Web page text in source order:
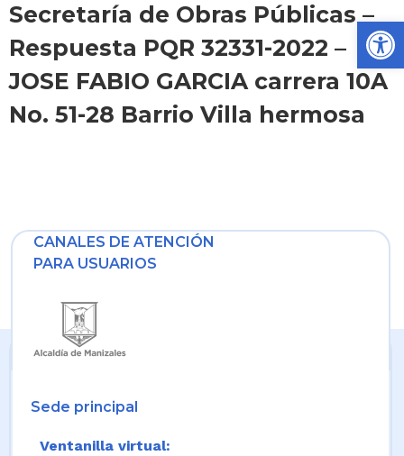
Secretaría de Obras Públicas –
Respuesta PQR 32331-2022 –
JOSE FABIO GARCIA carrera 10A
No. 51-28 Barrio Villa hermosa
CANALES DE ATENCIÓN
PARA USUARIOS
Sede principal
Ventanilla virtual: